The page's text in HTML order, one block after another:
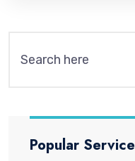
Popular Service